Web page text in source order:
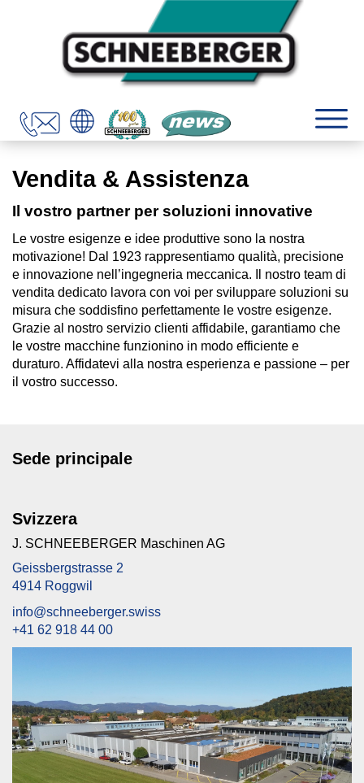
Vendita & Assistenza
Il vostro partner per soluzioni innovative
Le vostre esigenze e idee produttive sono la nostra
motivazione! Dal 1923 rappresentiamo qualità, precisione
e innovazione nell’ingegneria meccanica. Il nostro team di
vendita dedicato lavora con voi per sviluppare soluzioni su
misura che soddisfino perfettamente le vostre esigenze.
Grazie al nostro servizio clienti affidabile, garantiamo che
le vostre macchine funzionino in modo efficiente e
duraturo. Affidatevi alla nostra esperienza e passione – per
il vostro successo.
Sede principale
Svizzera
J. SCHNEEBERGER Maschinen AG
Geissbergstrasse 2
4914 Roggwil
info@schneeberger.swiss
+41 62 918 44 00